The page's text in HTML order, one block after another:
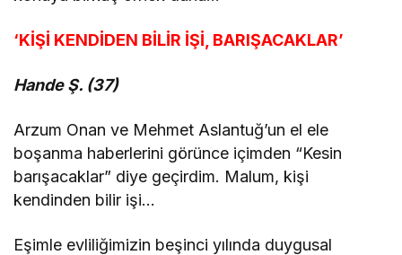
‘KİŞİ KENDİDEN BİLİR İŞİ, BARIŞACAKLAR’
Hande Ş. (37)
Arzum Onan ve Mehmet Aslantuğ’un el ele
boşanma haberlerini görünce içimden “Kesin
barışacaklar” diye geçirdim. Malum, kişi
kendinden bilir işi…
Eşimle evliliğimizin beşinci yılında duygusal